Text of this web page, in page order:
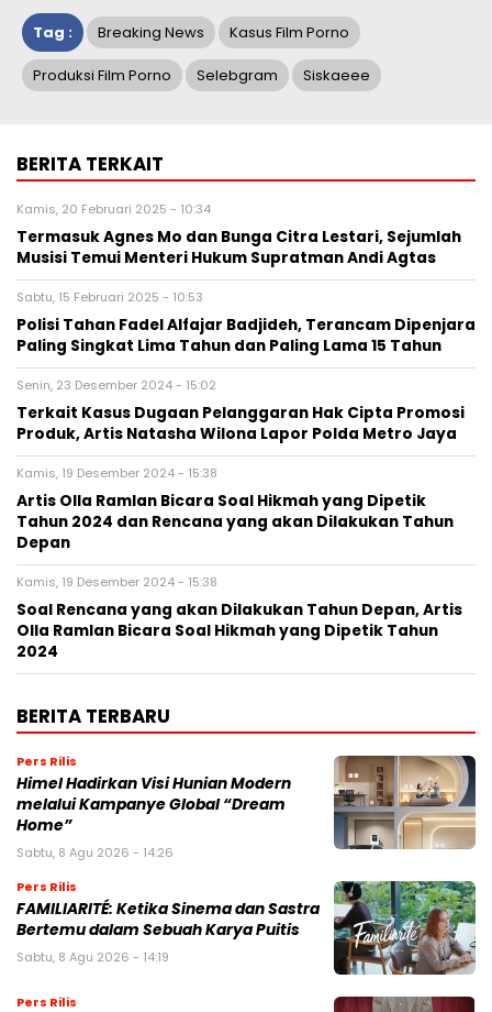
Tag : Breaking News Kasus Film Porno
Produksi Film Porno Selebgram Siskaeee
BERITA TERKAIT
Kamis, 20 Februari 2025 - 10:34
Termasuk Agnes Mo dan Bunga Citra Lestari, Sejumlah
Musisi Temui Menteri Hukum Supratman Andi Agtas
Sabtu, 15 Februari 2025 - 10:53
Polisi Tahan Fadel Alfajar Badjideh, Terancam Dipenjara
Paling Singkat Lima Tahun dan Paling Lama 15 Tahun
Senin, 23 Desember 2024 - 15:02
Terkait Kasus Dugaan Pelanggaran Hak Cipta Promosi
Produk, Artis Natasha Wilona Lapor Polda Metro Jaya
Kamis, 19 Desember 2024 - 15:38
Artis Olla Ramlan Bicara Soal Hikmah yang Dipetik
Tahun 2024 dan Rencana yang akan Dilakukan Tahun
Depan
Kamis, 19 Desember 2024 - 15:38
Soal Rencana yang akan Dilakukan Tahun Depan, Artis
Olla Ramlan Bicara Soal Hikmah yang Dipetik Tahun
2024
BERITA TERBARU
Pers Rilis
Himel Hadirkan Visi Hunian Modern
melalui Kampanye Global “Dream
Home”
Sabtu, 8 Agu 2026 - 14:26
Pers Rilis
FAMILIARITÉ: Ketika Sinema dan Sastra
Bertemu dalam Sebuah Karya Puitis
Sabtu, 8 Agu 2026 - 14:19
Pers Rilis